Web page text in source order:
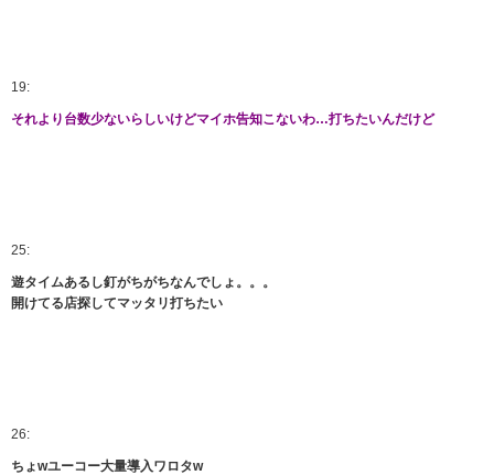
19:
それより台数少ないらしいけどマイホ告知こないわ…打ちたいんだけど
25:
遊タイムあるし釘がちがちなんでしょ。。。
開けてる店探してマッタリ打ちたい
26:
ちょwユーコー大量導入ワロタw